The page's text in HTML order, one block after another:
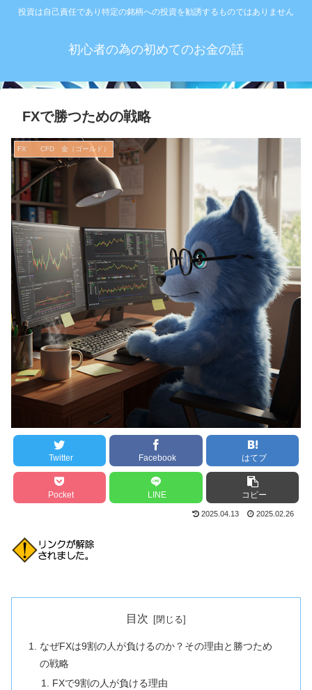
投資は自己責任であり特定の銘柄への投資を勧誘するものではありません
初心者の為の初めてのお金の話
FXで勝つための戦略
FX CFD 金（ゴールド）
Twitter Facebook はてブ
Pocket LINE コピー
2025.04.13 2025.02.26
目次
なぜFXは9割の人が負けるのか？その理由と勝つため
の戦略
FXで9割の人が負ける理由